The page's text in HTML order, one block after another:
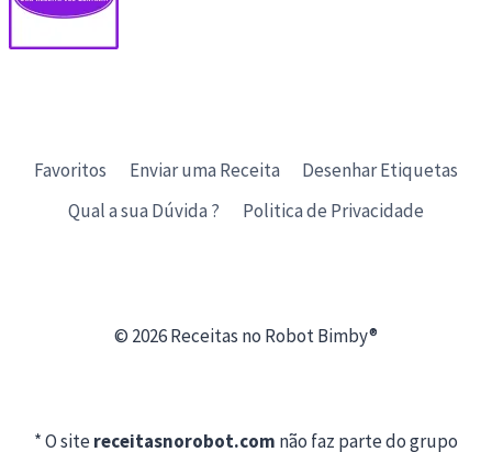
Favoritos Enviar uma Receita
Desenhar Etiquetas
Qual a sua Dúvida ?
Politica de Privacidade
© 2026 Receitas no Robot Bimby®
* O sitereceitasnorobot.com não faz parte do grupo